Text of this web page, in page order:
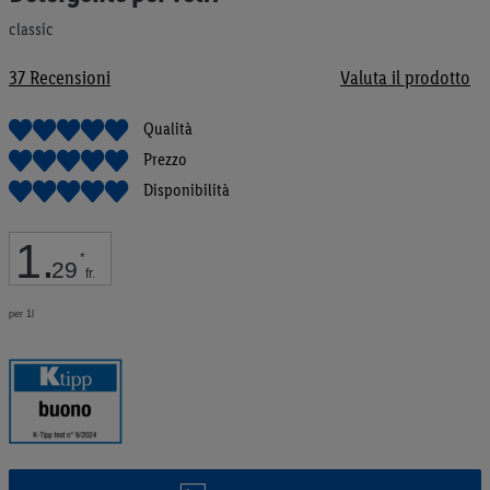
classic
37Recensioni Valuta il prodotto
Qualità
Prezzo
Disponibilità
1.29 *
fr.
per 1l
di